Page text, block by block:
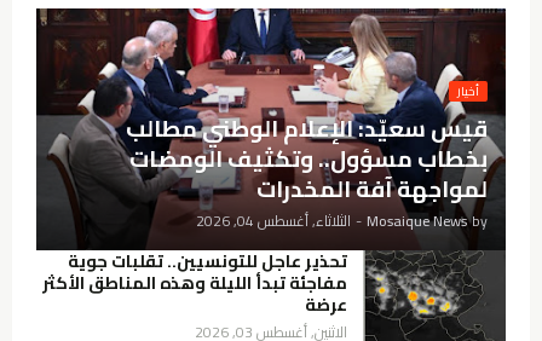
أخيار
قيس سعيّد: الإعلام الوطني مطالب
بخطاب مسؤول.. وتكثيف الومضات
لمواجهة آفة المخدرات
by
Mosaique News
- الثلاثاء, أغسطس 04, 2026
تحذير عاجل للتونسيين.. تقلبات جوية
مفاجئة تبدأ الليلة وهذه المناطق الأكثر
عرضة
الاثنين, أغسطس 03, 2026